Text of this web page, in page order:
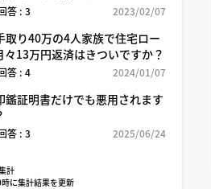
答 : 3 2023/02/07
取り40万の4人家族で住宅ロー
々13万円返済はきついですか？
答 : 4 2024/01/07
鑑証明書だけでも悪用されます
答 : 3 2025/06/24
計
に集計結果を更新